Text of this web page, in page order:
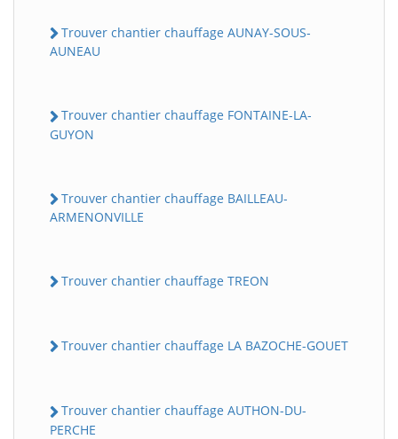
Trouver chantier chauffage AUNAY-SOUS-
AUNEAU
Trouver chantier chauffage FONTAINE-LA-
GUYON
Trouver chantier chauffage BAILLEAU-
ARMENONVILLE
Trouver chantier chauffage TREON
Trouver chantier chauffage LA BAZOCHE-GOUET
Trouver chantier chauffage AUTHON-DU-
PERCHE